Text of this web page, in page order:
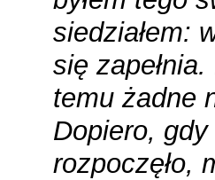
siedziałem:
się
temu żadne
Dopiero,
rozpoczęło,